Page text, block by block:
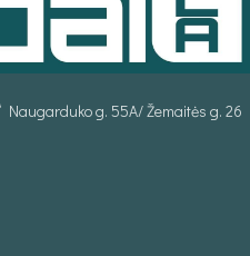
Naugarduko g. 55A/ Žemaitės g. 26